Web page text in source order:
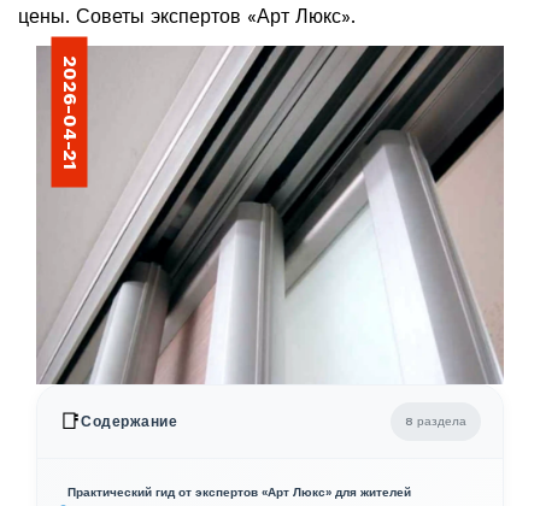
цены. Советы экспертов «Арт Люкс».
2026-04-21
📑Содержание 8 раздела
Практический гид от экспертов «Арт Люкс» для жителей